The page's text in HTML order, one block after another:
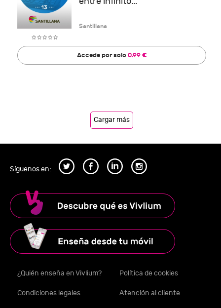
Santillana
Accede por solo0.99 €
Cargar más
Síguenos en:
¿Quién enseña en Vivlium? Política de cookies
Condiciones legales Atención al cliente